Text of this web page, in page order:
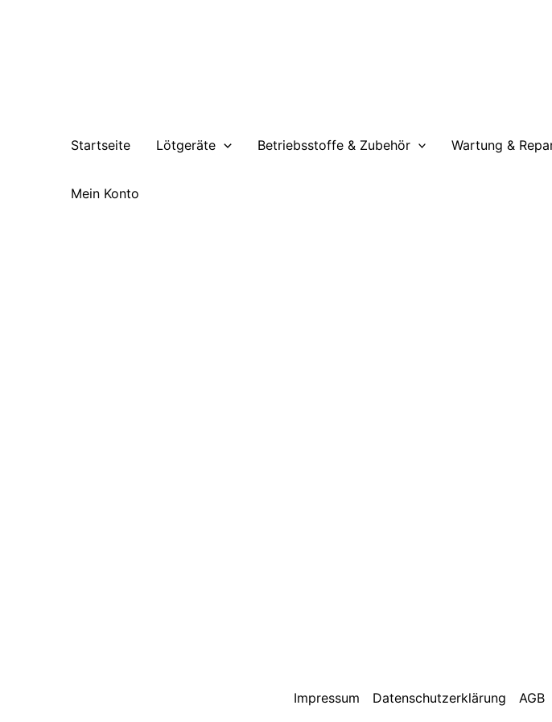
Startseite Lötgeräte Betriebsstoffe & Zubehör Wartung &
Mein Konto
Impressum Datenschutzerklärung AGB